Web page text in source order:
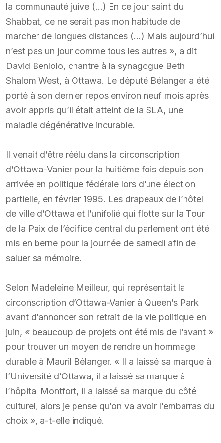
la communauté juive (…) En ce jour saint du
Shabbat, ce ne serait pas mon habitude de
marcher de longues distances (…) Mais aujourd’hui
n’est pas un jour comme tous les autres », a dit
David Benlolo, chantre à la synagogue Beth
Shalom West, à Ottawa. Le député Bélanger a été
porté à son dernier repos environ neuf mois après
avoir appris qu’il était atteint de la SLA, une
maladie dégénérative incurable.
Il venait d’être réélu dans la circonscription
d’Ottawa-Vanier pour la huitième fois depuis son
arrivée en politique fédérale lors d’une élection
partielle, en février 1995. Les drapeaux de l’hôtel
de ville d’Ottawa et l’unifolié qui flotte sur la Tour
de la Paix de l’édifice central du parlement ont été
mis en berne pour la journée de samedi afin de
saluer sa mémoire.
Selon Madeleine Meilleur, qui représentait la
circonscription d’Ottawa-Vanier à Queen’s Park
avant d’annoncer son retrait de la vie politique en
juin, « beaucoup de projets ont été mis de l’avant »
pour trouver un moyen de rendre un hommage
durable à Mauril Bélanger. « Il a laissé sa marque à
l’Université d’Ottawa, il a laissé sa marque à
l’hôpital Montfort, il a laissé sa marque du côté
culturel, alors je pense qu’on va avoir l’embarras du
choix », a-t-elle indiqué.